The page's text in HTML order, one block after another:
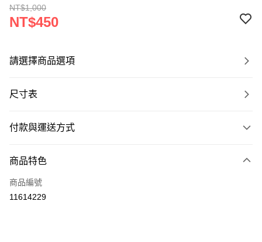
NT$1,000
NT$450
請選擇商品選項
尺寸表
付款與運送方式
信用卡一次付款
運送方式
商品特色
商品編號
11614229